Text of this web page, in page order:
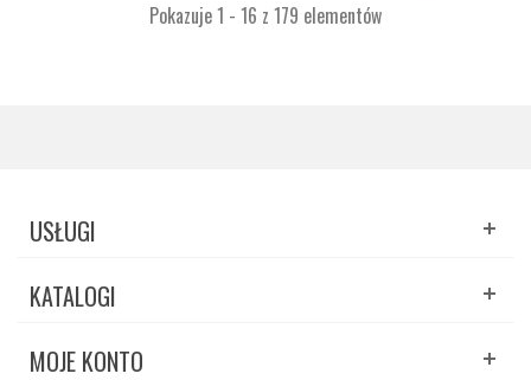
Pokazuje 1 - 16 z 179 elementów
USŁUGI
KATALOGI
MOJE KONTO